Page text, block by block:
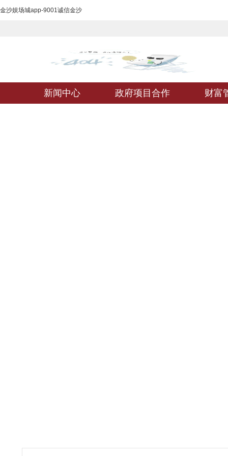
金沙娱场城app-9001诚信金沙
新闻中心 政府项目合作 财富